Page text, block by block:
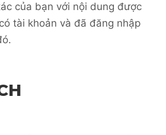
của bạn với nội dung được
tài khoản và đã đăng nhập